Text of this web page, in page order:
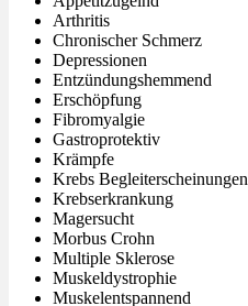
Arthritis
Chronischer Schmerz
Depressionen
Entzündungshemmend
Erschöpfung
Fibromyalgie
Gastroprotektiv
Krämpfe
Krebs Begleiterscheinungen
Krebserkrankung
Magersucht
Morbus Crohn
Multiple Sklerose
Muskeldystrophie
Muskelentspannend